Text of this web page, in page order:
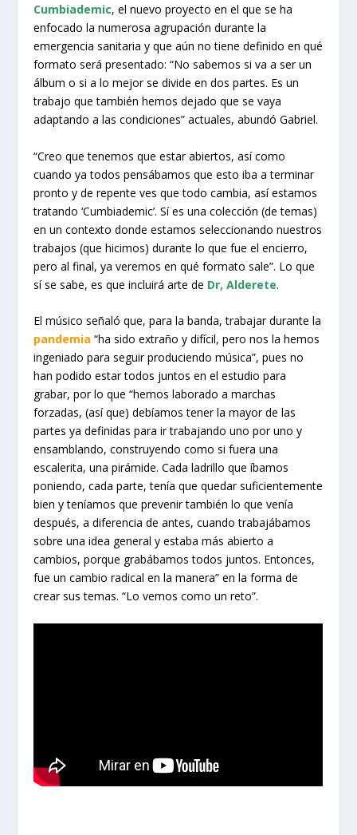
Cumbiademic, el nuevo proyecto en el que se ha
enfocado la numerosa agrupación durante la
emergencia sanitaria y que aún no tiene definido en qué
formato será presentado: “No sabemos si va a ser un
álbum o si a lo mejor se divide en dos partes. Es un
trabajo que también hemos dejado que se vaya
adaptando a las condiciones” actuales, abundó Gabriel.
“Creo que tenemos que estar abiertos, así como
cuando ya todos pensábamos que esto iba a terminar
pronto y de repente ves que todo cambia, así estamos
tratando ‘Cumbiademic’. Sí es una colección (de temas)
en un contexto donde estamos seleccionando nuestros
trabajos (que hicimos) durante lo que fue el encierro,
pero al final, ya veremos en qué formato sale”. Lo que
sí se sabe, es que incluirá arte de Dr, Alderete.
El músico señaló que, para la banda, trabajar durante la
pandemia “ha sido extraño y difícil, pero nos la hemos
ingeniado para seguir produciendo música”, pues no
han podido estar todos juntos en el estudio para
grabar, por lo que “hemos laborado a marchas
forzadas, (así que) debíamos tener la mayor de las
partes ya definidas para ir trabajando uno por uno y
ensamblando, construyendo como si fuera una
escalerita, una pirámide. Cada ladrillo que íbamos
poniendo, cada parte, tenía que quedar suficientemente
bien y teníamos que prevenir también lo que venía
después, a diferencia de antes, cuando trabajábamos
sobre una idea general y estaba más abierto a
cambios, porque grabábamos todos juntos. Entonces,
fue un cambio radical en la manera” en la forma de
crear sus temas. “Lo vemos como un reto”.